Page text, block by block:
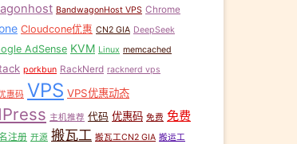
BandwagonHost VPS Chrome
Cloudcone优惠 CN2 GIA DeepSeek
AdSense KVM Linux memcached
porkbun RackNerd racknerd vps
惠码 VPS VPS优惠动态
主机推荐 代码 优惠码 免费 免费
注册 开源 搬瓦工 搬瓦工CN2 GIA 搬运工